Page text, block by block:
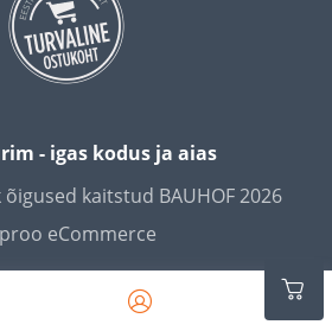
- igas kodus ja aias
kaitstud BAUHOF 2026
eCommerce